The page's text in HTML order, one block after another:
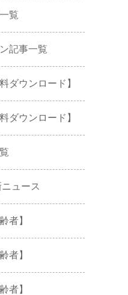
覧
記事一覧
ダウンロード】
ダウンロード】
ュース
者】
者】
者】